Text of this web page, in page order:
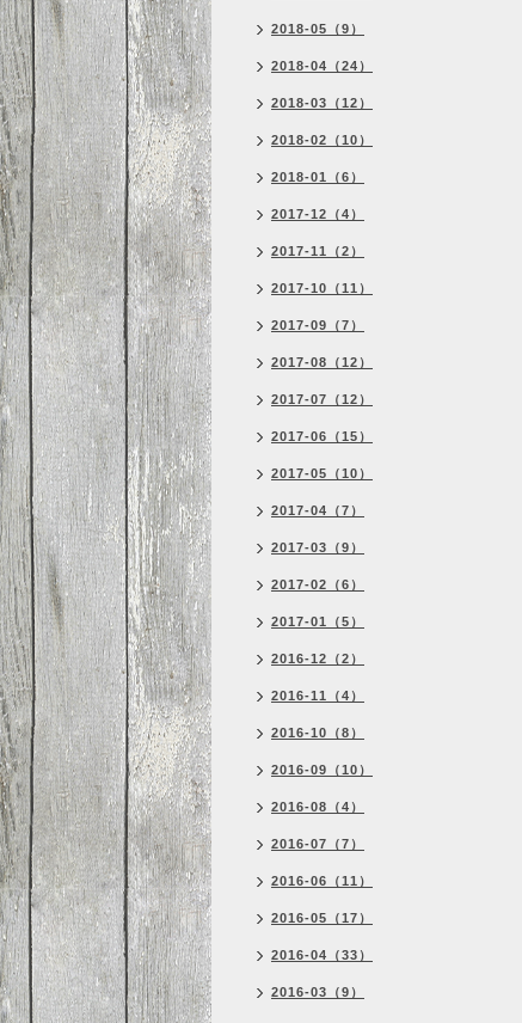
2018-05（9）
2018-04（24）
2018-03（12）
2018-02（10）
2018-01（6）
2017-12（4）
2017-11（2）
2017-10（11）
2017-09（7）
2017-08（12）
2017-07（12）
2017-06（15）
2017-05（10）
2017-04（7）
2017-03（9）
2017-02（6）
2017-01（5）
2016-12（2）
2016-11（4）
2016-10（8）
2016-09（10）
2016-08（4）
2016-07（7）
2016-06（11）
2016-05（17）
2016-04（33）
2016-03（9）